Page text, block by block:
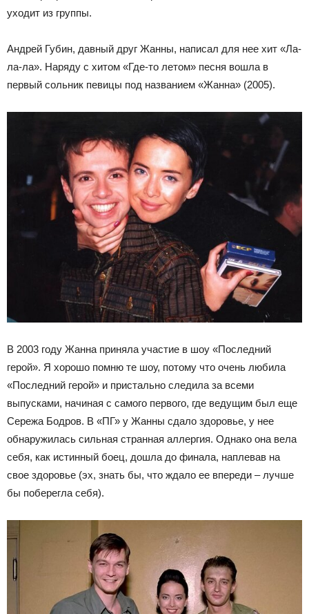
уходит из группы.
Андрей Губин, давный друг Жанны, написал для нее хит «Ла-
ла-ла». Наряду с хитом «Где-то летом» песня вошла в
первый сольник певицы под названием «Жанна» (2005).
В 2003 году Жанна приняла участие в шоу «Последний
герой». Я хорошо помню те шоу, потому что очень любила
«Последний герой» и пристально следила за всеми
выпусками, начиная с самого первого, где ведущим был еще
Сережа Бодров. В «ПГ» у Жанны сдало здоровье, у нее
обнаружилась сильная странная аллергия. Однако она вела
себя, как истинный боец, дошла до финала, наплевав на
свое здоровье (эх, знать бы, что ждало ее впереди – лучше
бы поберегла себя).